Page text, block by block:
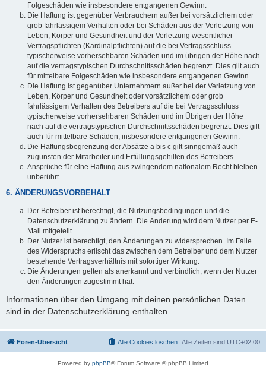
Folgeschäden wie insbesondere entgangenen Gewinn.
Die Haftung ist gegenüber Verbrauchern außer bei vorsätzlichem oder
grob fahrlässigem Verhalten oder bei Schäden aus der Verletzung von
Leben, Körper und Gesundheit und der Verletzung wesentlicher
Vertragspflichten (Kardinalpflichten) auf die bei Vertragsschluss
typischerweise vorhersehbaren Schäden und im übrigen der Höhe nach
auf die vertragstypischen Durchschnittsschäden begrenzt. Dies gilt auch
für mittelbare Folgeschäden wie insbesondere entgangenen Gewinn.
Die Haftung ist gegenüber Unternehmern außer bei der Verletzung von
Leben, Körper und Gesundheit oder vorsätzlichem oder grob
fahrlässigem Verhalten des Betreibers auf die bei Vertragsschluss
typischerweise vorhersehbaren Schäden und im Übrigen der Höhe
nach auf die vertragstypischen Durchschnittsschäden begrenzt. Dies gilt
auch für mittelbare Schäden, insbesondere entgangenen Gewinn.
Die Haftungsbegrenzung der Absätze a bis c gilt sinngemäß auch
zugunsten der Mitarbeiter und Erfüllungsgehilfen des Betreibers.
Ansprüche für eine Haftung aus zwingendem nationalem Recht bleiben
unberührt.
6. ÄNDERUNGSVORBEHALT
Der Betreiber ist berechtigt, die Nutzungsbedingungen und die
Datenschutzerklärung zu ändern. Die Änderung wird dem Nutzer per E-
Mail mitgeteilt.
Der Nutzer ist berechtigt, den Änderungen zu widersprechen. Im Falle
des Widerspruchs erlischt das zwischen dem Betreiber und dem Nutzer
bestehende Vertragsverhältnis mit sofortiger Wirkung.
Die Änderungen gelten als anerkannt und verbindlich, wenn der Nutzer
den Änderungen zugestimmt hat.
Informationen über den Umgang mit deinen persönlichen Daten
sind in der Datenschutzerklärung enthalten.
Foren-Übersicht Alle Zeiten sind UTC+02:00
Alle Cookies löschen
Powered by phpBB® Forum Software © phpBB Limited